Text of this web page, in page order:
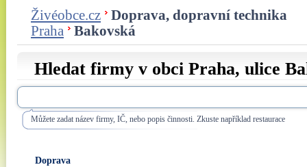
Živéobce.cz
Doprava, dopravní technika
Praha
Bakovská
Hledat firmy v obci Praha, ulice
Můžete zadat název firmy, IČ, nebo popis činnosti. Zkuste například restaurace
Doprava